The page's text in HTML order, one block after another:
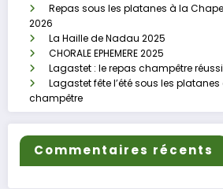
Repas sous les platanes à la
2026
La Haille de Nadau 2025
CHORALE EPHEMERE 2025
Lagastet : le repas champêtre
Lagastet fête l’été sous les
champêtre
Commentaires récents